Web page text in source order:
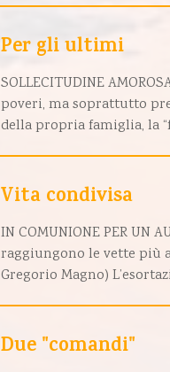
Per gli ultimi
SOLLECITUDINE
poveri, ma soprattutto
della propria famiglia, la
Vita condivisa
IN COMUNIONE PER UN
raggiungono le vette più
Gregorio Magno)
Due "comandi"